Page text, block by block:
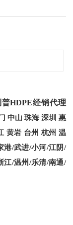
HDPE经销代理
中山 珠海 深圳 惠
黄岩 台州 杭州 温
港/武进/小河/江阴/
江/温州/乐清/南通/